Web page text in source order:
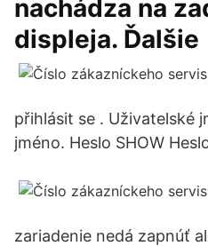
nachádza na
displeja. Ďalšie
přihlásit se . Uživatelské
jméno. Heslo SHOW
zariadenie nedá zapnúť